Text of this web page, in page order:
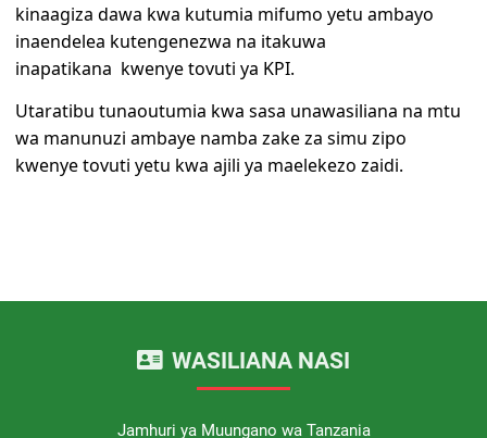
kinaagiza dawa kwa kutumia mifumo yetu ambayo
inaendelea kutengenezwa na itakuwa
inapatikana kwenye tovuti ya KPI.
Utaratibu tunaoutumia kwa sasa unawasiliana na mtu
wa manunuzi ambaye namba zake za simu zipo
kwenye tovuti yetu kwa ajili ya maelekezo zaidi.
WASILIANA NASI
Jamhuri ya Muungano wa Tanzania